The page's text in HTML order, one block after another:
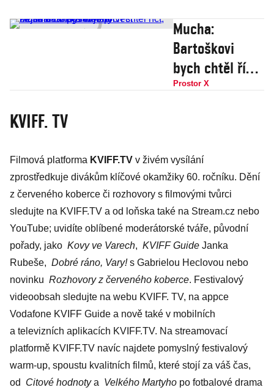
Mucha:
Bartoškovi
bych chtěl říct,
že se nám
nejmilovanější
herec
Prostor X
KVIFF. TV
Filmová platforma KVIFF.TV v živém vysílání
zprostředkuje divákům klíčové okamžiky 60. ročníku. Dění
z červeného koberce či rozhovory s filmovými tvůrci
sledujte na ­KVIFF.TV a od loňska také na Stream.cz nebo
YouTube; uvidíte oblíbené moderátorské tváře, původní
pořady, jako Kovy ve Varech, KVIFF Guide Janka
Rubeše, Dobré ráno, Vary!s Gabrielou Heclovou nebo
novinku Rozhovory z červeného koberce. Festivalový
video­obsah sledujte na webu KVIFF. TV, na appce
Vodafone KVIFF Guide a nově také v mobilních
a televizních aplikacích KVIFF.TV. Na streamovací
platformě KVIFF.TV navíc najdete pomyslný festivalový
warm-up, spoustu kvalitních filmů, které stojí za váš čas,
od
Citové hodnotya Velkého Martyho po fotbalové drama